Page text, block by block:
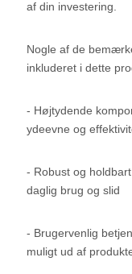
af din investering.
Nogle af de
inkluderet i dette
- Højtydende
ydeevne og
- Robust og
daglig brug og slid
- Brugervenlig
muligt ud af